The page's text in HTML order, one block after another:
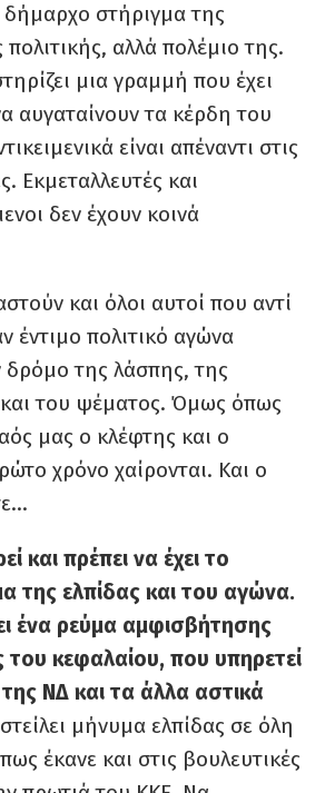
δήμαρχο στήριγμα της
αλλά πολέμιο της.
μια γραμμή που έχει
αυγαταίνουν τα κέρδη του
είναι απέναντι στις
Εκμεταλλευτές και
δεν έχουν κοινά
και όλοι αυτοί που αντί
έντιμο πολιτικό αγώνα
δρόμο της λάσπης, της
του ψέματος. Όμως όπως
μας ο κλέφτης και ο
χρόνο χαίρονται. Και ο
και πρέπει να έχει το
της ελπίδας και του αγώνα.
ένα ρεύμα αμφισβήτησης
του κεφαλαίου, που υπηρετεί
ΝΔ και τα άλλα αστικά
μήνυμα ελπίδας σε όλη
έκανε και στις βουλευτικές